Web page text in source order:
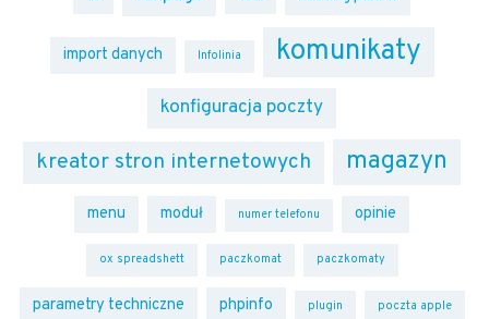
import danych Infolinia komunikaty
konfiguracja poczty
kreator stron internetowych magazyn
menu moduł numer telefonu opinie
ox spreadshett paczkomat paczkomaty
parametry techniczne phpinfo plugin poczta apple